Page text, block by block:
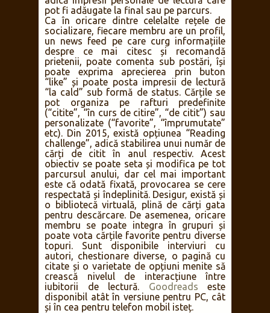
pot fi adăugate la final sau pe parcurs.
Ca în oricare dintre celelalte rețele de
socializare, fiecare membru are un profil,
un news feed pe care curg informațiile
despre ce mai citesc și recomandă
prietenii, poate comenta sub postări, își
poate exprima aprecierea prin buton
“like” și poate posta impresii de lectură
“la cald” sub formă de status. Cărțile se
pot organiza pe rafturi predefinite
(“citite”, “în curs de citire”, “de citit”) sau
personalizate (“favorite”, “împrumutate”
etc). Din 2015, există opțiunea “Reading
challenge”, adică stabilirea unui număr de
cărți de citit în anul respectiv. Acest
obiectiv se poate seta și modifica pe tot
parcursul anului, dar cel mai important
este că odată fixată, provocarea se cere
respectată și îndeplinită. Desigur, există și
o bibliotecă virtuală, plină de cărți gata
pentru descărcare. De asemenea, oricare
membru se poate integra în grupuri și
poate vota cărțile favorite pentru diverse
topuri. Sunt disponibile interviuri cu
autori, chestionare diverse, o pagină cu
citate și o varietate de opțiuni menite să
crească nivelul de interacțiune între
iubitorii de lectură. Goodreads este
disponibil atât în versiune pentru PC, cât
și în cea pentru telefon mobil isteț.